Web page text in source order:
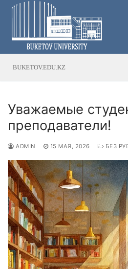
Перейти
содержимому
BUKETOV.EDU.KZ
Уважаемые
преподаватели!
ADMIN 15 МАЯ, 2026 БЕЗ